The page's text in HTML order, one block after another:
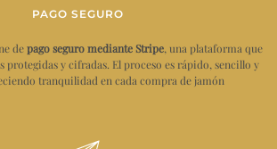
PAGO SEGURO
depago seguro mediante Stripe, una plataforma que
protegidas y cifradas. El proceso es rápido, sencillo y
tranquilidad en cada compra de jamón